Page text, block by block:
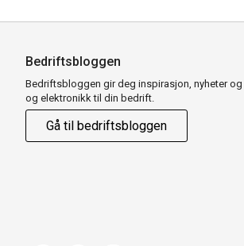
Bedriftsbloggen
Bedriftsbloggen gir deg inspirasjon, nyheter og
og elektronikk til din bedrift.
Gå til bedriftsbloggen